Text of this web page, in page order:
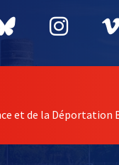
une
Bluesky
, Ouvre
,
et de la Déportation